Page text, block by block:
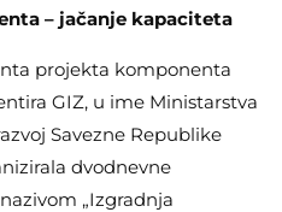
– jačanje kapaciteta
projekta komponenta
GIZ, u ime Ministarstva
Savezne Republike
dvodnevne
„Izgradnja